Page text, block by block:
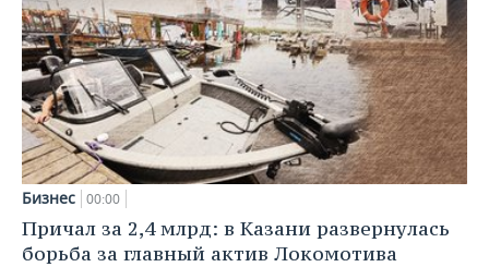
Бизнес 00:00
Причал за 2,4 млрд: в Казани развернулась
борьба за главный актив Локомотива